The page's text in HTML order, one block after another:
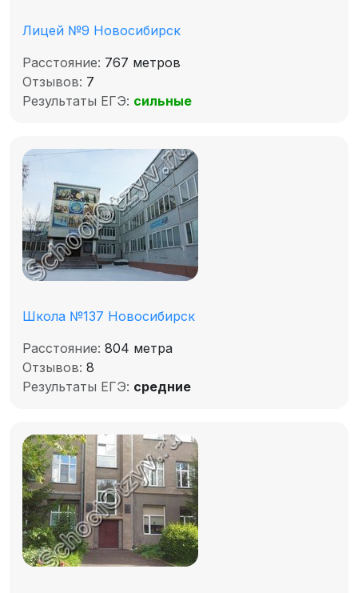
Лицей №9 Новосибирск
Расстояние: 767 метров
Отзывов: 7
Результаты ЕГЭ: сильные
Школа №137 Новосибирск
Расстояние: 804 метра
Отзывов: 8
Результаты ЕГЭ: средние